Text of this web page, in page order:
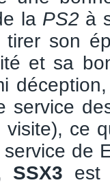
la PS2 à
tirer son
et sa
service
visite), ce
de
SSX3 est